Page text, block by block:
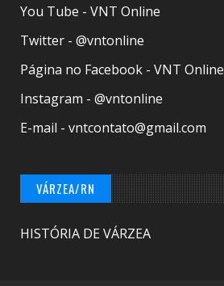
You Tube - VNT Online
Twitter - @vntonline
Página no Facebook - VNT Online
Instagram - @vntonline
E-mail - vntcontato@gmail.com
VÁRZEA/RN
HISTÓRIA DE VÁRZEA